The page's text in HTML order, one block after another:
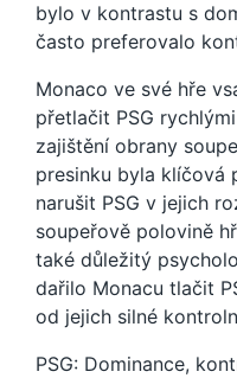
bylo v kontrastu s
často preferovalo
Monaco ve své hře
přetlačit PSG
zajištění obrany
presinku byla klíčová
narušit PSG v jejich
soupeřově polovině
také důležitý
dařilo Monacu tlačit
od jejich silné
PSG: Dominance,